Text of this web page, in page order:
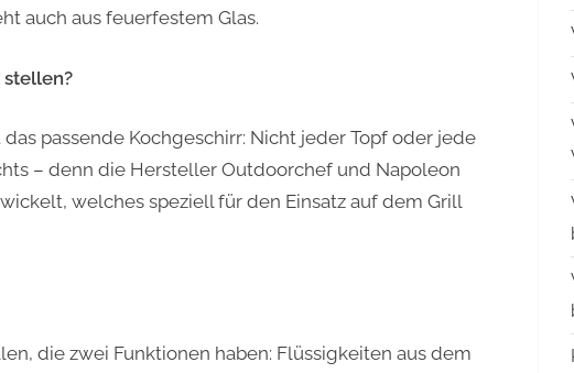
auch aus feuerfestem Glas.
stellen?
passende Kochgeschirr: Nicht jeder Topf oder jede
– denn die Hersteller Outdoorchef und Napoleon
welches speziell für den Einsatz auf dem Grill
die zwei Funktionen haben: Flüssigkeiten aus dem